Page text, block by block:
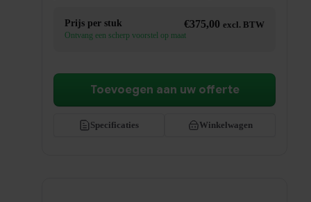
Prijs per stuk €375,00 excl. BTW
Ontvang een scherp voorstel op maat
Specificaties Winkelwagen
Toevoegen aan uw offerte